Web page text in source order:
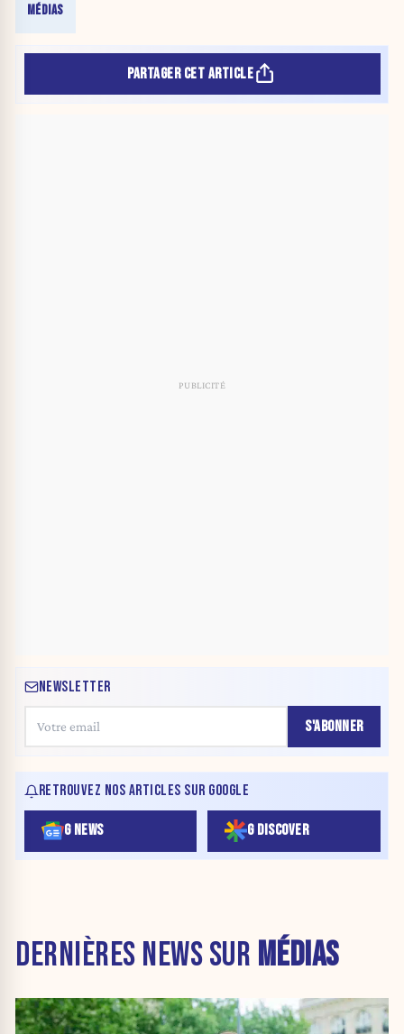
MÉDIAS
PARTAGER CET ARTICLE
NEWSLETTER
S'ABONNER
RETROUVEZ NOS ARTICLES SUR GOOGLE
G NEWS G DISCOVER
DERNIÈRES NEWS SUR MÉDIAS